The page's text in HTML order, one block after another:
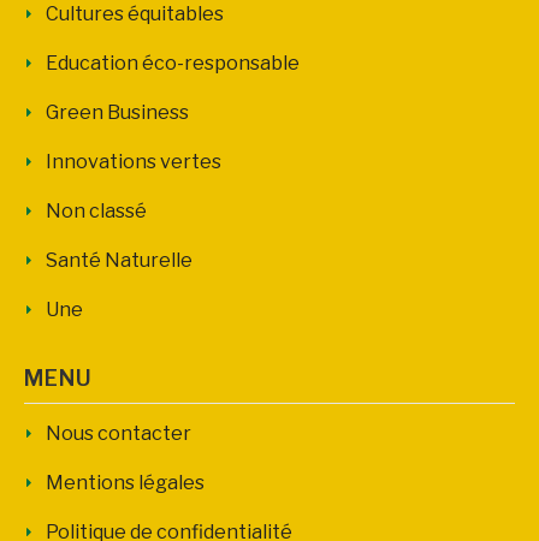
Cultures équitables
Education éco-responsable
Green Business
Innovations vertes
Non classé
Santé Naturelle
Une
MENU
Nous contacter
Mentions légales
Politique de confidentialité